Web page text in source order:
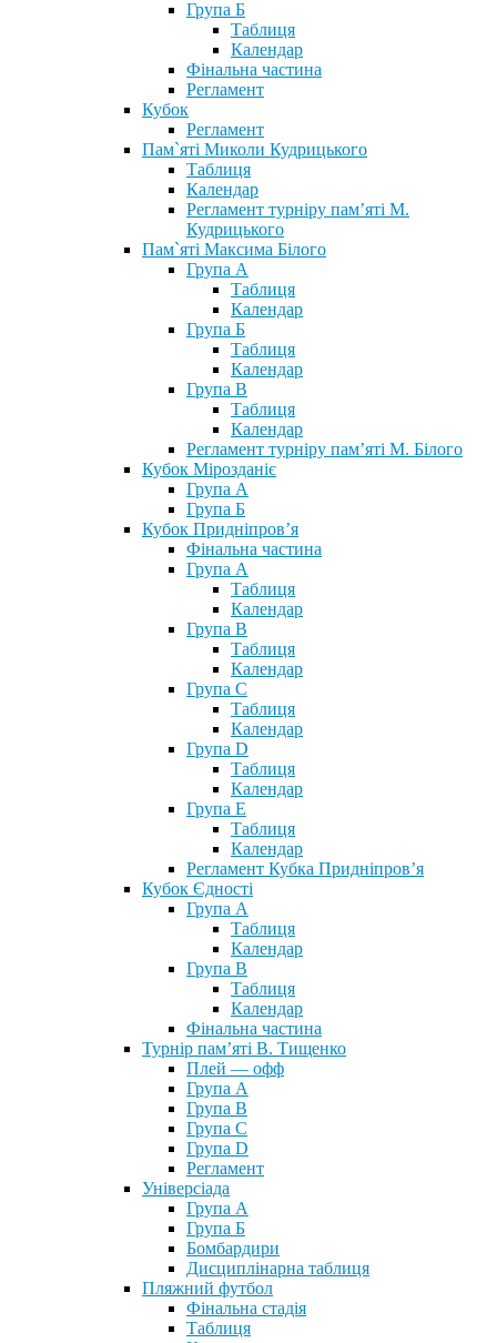
Група Б
Таблиця
Календар
Фінальна частина
Регламент
Кубок
Регламент
Пам`яті Миколи Кудрицького
Таблиця
Календар
Регламент турніру пам’яті М.
Кудрицького
Пам`яті Максима Білого
Група А
Таблиця
Календар
Група Б
Таблиця
Календар
Група В
Таблиця
Календар
Регламент турніру пам’яті М. Білого
Кубок Мірозданіє
Група А
Група Б
Кубок Придніпров’я
Фінальна частина
Група А
Таблиця
Календар
Група В
Таблиця
Календар
Група С
Таблиця
Календар
Група D
Таблиця
Календар
Група Е
Таблиця
Календар
Регламент Кубка Придніпров’я
Кубок Єдності
Група А
Таблиця
Календар
Група В
Таблиця
Календар
Фінальна частина
Турнір пам’яті В. Тищенко
Плей — офф
Група А
Група B
Група С
Група D
Регламент
Універсіада
Група А
Група Б
Бомбардири
Дисциплінарна таблиця
Пляжний футбол
Фінальна стадія
Таблиця